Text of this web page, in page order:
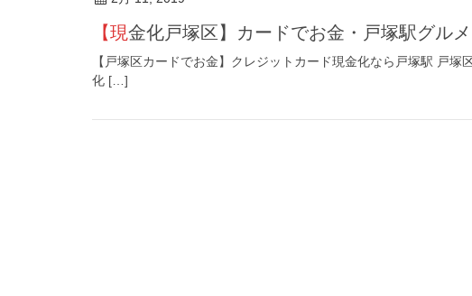
【現金化戸塚区】カードでお金・戸塚駅グル
【戸塚区カードでお金】クレジットカード現金化なら戸塚駅 戸
化 […]